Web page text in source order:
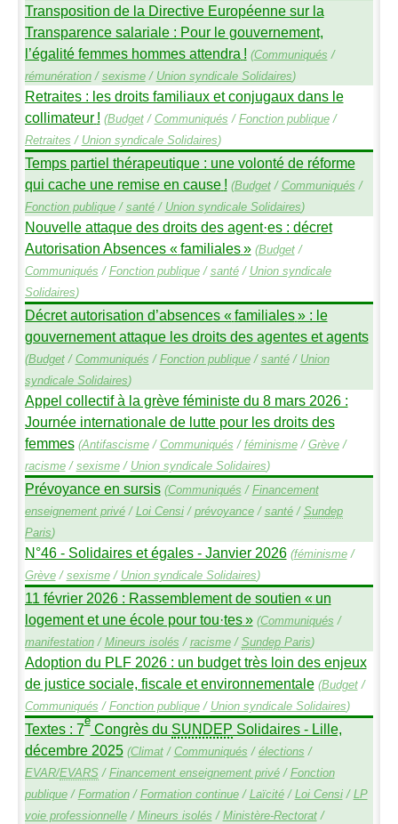
Transposition de la Directive Européenne sur la
Transparence salariale : Pour le gouvernement,
l’égalité femmes hommes attendra ! (Communiqués /
rémunération/ sexisme/ Union syndicale Solidaires)
Retraites : les droits familiaux et conjugaux dans le
collimateur ! (Budget/ Communiqués / Fonction publique/
Retraites / Union syndicale Solidaires)
Temps partiel thérapeutique : une volonté de réforme
qui cache une remise en cause ! (Budget/ Communiqués /
Fonction publique/ santé/ Union syndicale Solidaires)
Nouvelle attaque des droits des agent·es : décret
Autorisation Absences «familiales» (Budget/
Communiqués / Fonction publique/ santé/ Union syndicale
Solidaires)
Décret autorisation d’absences « familiales» : le
gouvernement attaque les droits des agentes et agents
(Budget/ Communiqués / Fonction publique/ santé/ Union
syndicale Solidaires)
Appel collectif à la grève féministe du 8 mars 2026 :
Journée internationale de lutte pour les droits des
femmes (Antifascisme/ Communiqués / féminisme/ Grève/
racisme/ sexisme/ Union syndicale Solidaires)
Prévoyance en sursis (Communiqués / Financement
enseignement privé/ Loi Censi/ prévoyance/ santé/ Sundep
Paris)
N°46 - Solidaires et égales - Janvier 2026 (féminisme/
Grève/ sexisme/ Union syndicale Solidaires)
11 février 2026 : Rassemblement de soutien « un
logement et une école pour tou·tes» (Communiqués /
manifestation/ Mineurs isolés / racisme/ SundepParis)
Adoption du PLF2026 : un budget très loin des enjeux
de justice sociale, fiscale et environnementale (Budget/
Communiqués / Fonction publique/ Union syndicale Solidaires)
Textes : 7eCongrès du SUNDEP Solidaires - Lille,
décembre 2025 (Climat/ Communiqués / élections /
EVAR/EVARS/ Financement enseignement privé/ Fonction
publique/ Formation/ Formation continue/ Laïcité/ Loi Censi/ LP
voie professionnelle/ Mineurs isolés / Ministère-Rectorat/